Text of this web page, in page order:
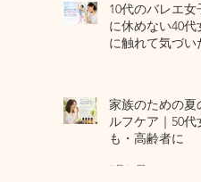
10代のバレエ女
に休めない40代
に触れて気づい
家族のための夏
ルフケア｜50代
も・高齢者に
7月24日